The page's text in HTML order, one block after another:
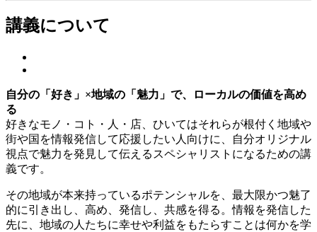
講義について
自分の「好き」×地域の「魅力」で、ローカルの価値を高め
る
好きなモノ・コト・人・店、ひいてはそれらが根付く地域や
街や国を情報発信して応援したい人向けに、自分オリジナル
視点で魅力を発見して伝えるスペシャリストになるための講
義です。
その地域が本来持っているポテンシャルを、最大限かつ魅了
的に引き出し、高め、発信し、共感を得る。情報を発信した
先に、地域の人たちに幸せや利益をもたらすことは何かを学